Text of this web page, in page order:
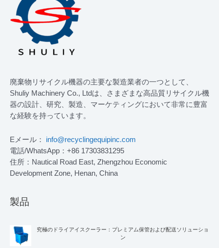
廃棄物リサイクル機器の主要な製造業者の一つとして、
Shuliy Machinery Co., Ltdは、さまざまな高品質リサイクル機
器の設計、研究、製造、マーケティングにおいて非常に豊富
な経験を持っています。
Eメール： info@recyclingequipinc.com
電話/WhatsApp：+86 17303831295
住所：Nautical Road East, Zhengzhou Economic
Development Zone, Henan, China
製品
究極のドライアイスクーラー：プレミアム保管および配送ソリューショ
ン